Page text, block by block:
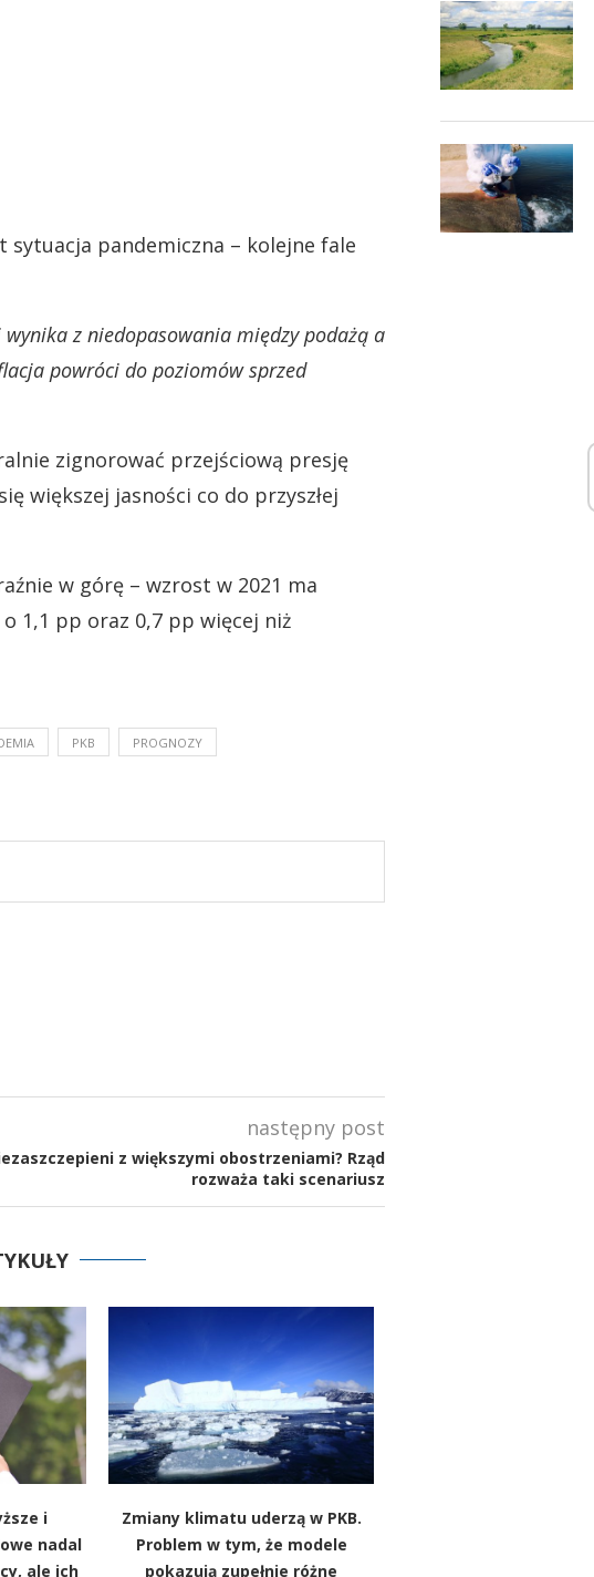
sytuacja pandemiczna – kolejne fale
z niedopasowania między podażą a
powróci do poziomów sprzed
zignorować przejściową presję
większej jasności co do przyszłej
w górę – wzrost w 2021 ma
1,1 pp oraz 0,7 pp więcej niż
PKB PROGNOZY
następny post
z większymi obostrzeniami? Rząd
rozważa taki scenariusz
i
nadal
ale ich
Zmiany klimatu uderzą w PKB.
Problem w tym, że modele
pokazują zupełnie różne